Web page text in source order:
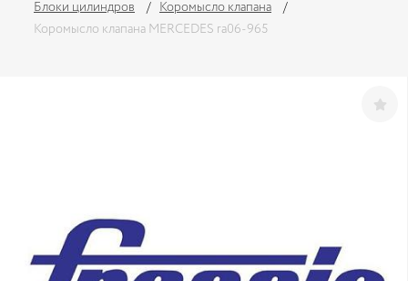
Блоки цилиндров
Коромысло клапана
Коромысло клапана MERCEDES ra06-965